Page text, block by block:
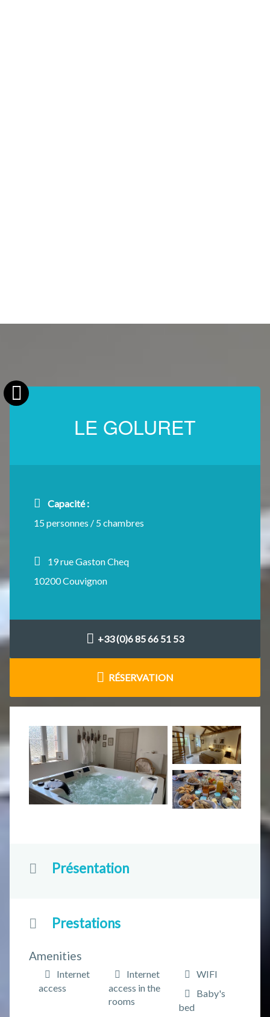
LE GOLURET
Capacité :
15 personnes / 5 chambres
19 rue Gaston Cheq
10200 Couvignon
+33 (0)6 85 66 51 53
RÉSERVATION
Présentation
Prestations
Amenities
Internet
access
Internet
access in the
rooms
WIFI
Baby's
bed